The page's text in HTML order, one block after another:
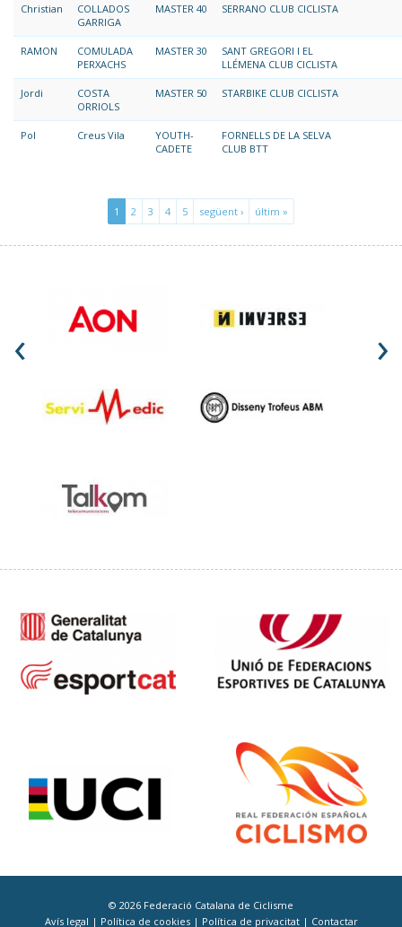
Christian
COLLADOS
GARRIGA
MASTER 40 SERRANO CLUB CICLISTA
RAMON
COMULADA
PERXACHS
MASTER 30
SANT GREGORI I EL
LLÉMENA CLUB CICLISTA
Jordi
COSTA
ORRIOLS
MASTER 50 STARBIKE CLUB CICLISTA
Pol Creus Vila
YOUTH-
CADETE
FORNELLS DE LA SELVA
CLUB BTT
1 2 3 4 5 següent › últim »
‹ ›
© 2026 Federació Catalana de Ciclisme
Avís legal | Política de cookies | Política de privacitat | Contactar